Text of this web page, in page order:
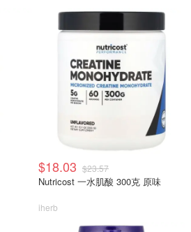
$18.03 $23.57
Nutricost 一水肌酸 300克 原味
iherb